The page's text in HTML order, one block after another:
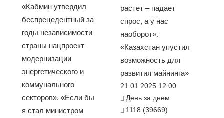
«Кабмин утвердил
беспрецедентный за
годы независимости
страны нацпроект
модернизации
энергетического и
коммунального
секторов». «Если бы
я стал министром
растет – падает
спрос, а у нас
наоборот».
«Казахстан упустил
возможность для
развития майнинга»
21.01.2025 12:00
День за днем
1118 (39669)